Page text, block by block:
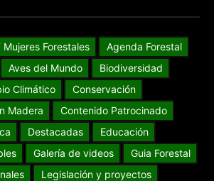
Mujeres Forestales
Agenda Forestal
Aves del Mundo
Biodiversidad
Climático
Conservación
Madera
Contenido Patrocinado
Destacadas
Educación
Galería de videos
Guia Forestal
Legislación y proyectos